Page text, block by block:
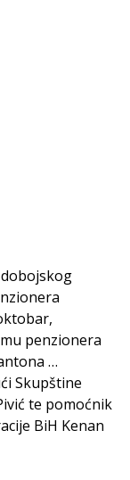
penzionera
…
Skupštine
te pomoćnik
BiH Kenan